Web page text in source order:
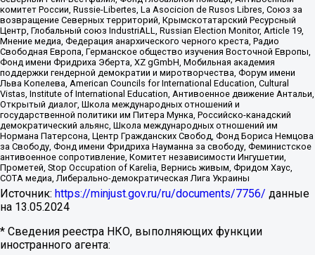
комитет России, Russie-Libertes, La Asocicion de Rusos Libres, Союз за
возвращение Северных территорий, Крымскотатарский Ресурсный
Центр, Глобальный союз IndustriALL, Russian Election Monitor, Article 19,
Мнение медиа, Федерация анархического черного креста, Радио
Свободная Европа, Германское общество изучения Восточной Европы,
Фонд имени Фридриха Эберта, XZ gGmbH, Мобильная академия
поддержки гендерной демократии и миротворчества, Форум имени
Льва Копелева, American Councils for International Education, Cultural
Vistas, Institute of International Education, Антивоенное движение Антальи,
Открытый диалог, Школа международных отношений и
государственной политики им Питера Мунка, Российско-канадский
демократический альянс, Школа международных отношений им
Нормана Патерсона, Центр Гражданских Свобод, Фонд Бориса Немцова
за Свободу, Фонд имени Фридриха Науманна за свободу, Феминистское
антивоенное сопротивление, Комитет независимости Ингушетии,
Прометей, Stop Occupation of Karelia, Вернись живым, Фридом Хаус,
СОТА медиа, Либерально-демократическая Лига Украины
Источник: https://minjust.gov.ru/ru/documents/7756/ данные
на 13.05.2024
* Сведения реестра НКО, выполняющих функции
иностранного агента: